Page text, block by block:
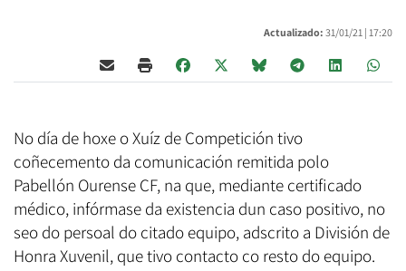
Actualizado: 31/01/21 | 17:20
No día de hoxe o Xuíz de Competición tivo
coñecemento da comunicación remitida polo
Pabellón Ourense CF, na que, mediante certificado
médico, infórmase da existencia dun caso positivo, no
seo do persoal do citado equipo, adscrito a División de
Honra Xuvenil, que tivo contacto co resto do equipo.